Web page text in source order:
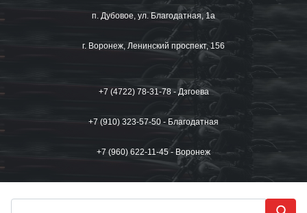
п. Дубовое, ул. Благодатная, 1а
г. Воронеж, Ленинский проспект, 156
+7 (4722) 78-31-78 - Дзгоева
+7 (910) 323-57-50 - Благодатная
+7 (960) 622-11-45 - Воронеж